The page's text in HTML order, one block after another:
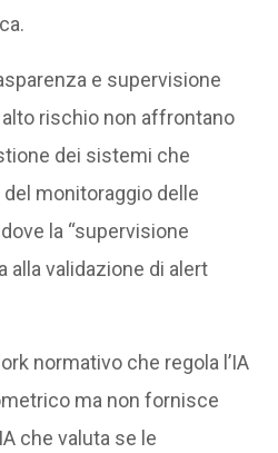
e supervisione
rischio non affrontano
dei sistemi che
del monitoraggio delle
la “supervisione
alla validazione di alert
normativo che regola l’IA
ma non fornisce
che valuta se le